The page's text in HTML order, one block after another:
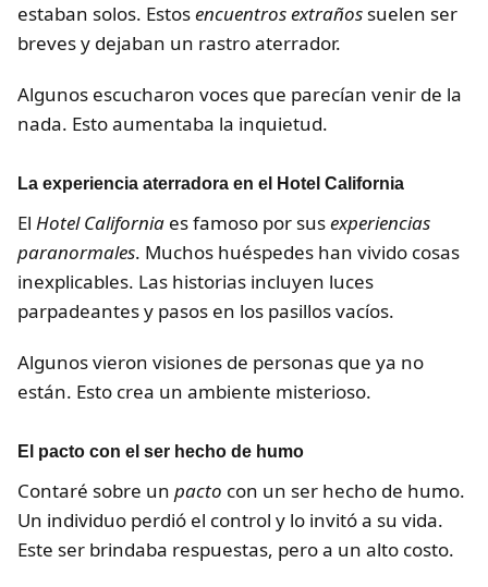
estaban solos. Estosencuentros extraños suelen ser
breves y dejaban un rastro aterrador.
Algunos escucharon voces que parecían venir de la
nada. Esto aumentaba la inquietud.
La experiencia aterradora en el Hotel California
El Hotel California es famoso por susexperiencias
paranormales. Muchos huéspedes han vivido cosas
inexplicables. Las historias incluyen luces
parpadeantes y pasos en los pasillos vacíos.
Algunos vieron visiones de personas que ya no
están. Esto crea un ambiente misterioso.
El pacto con el ser hecho de humo
Contaré sobre un pacto con un ser hecho de humo.
Un individuo perdió el control y lo invitó a su vida.
Este ser brindaba respuestas, pero a un alto costo.